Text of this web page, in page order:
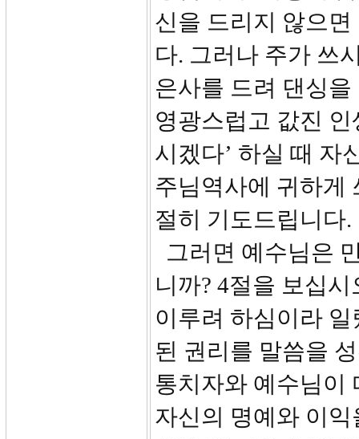
신을 드리지 않으
다. 그러나 주가 쓰
은사를 드려 댄싱
영광스럽고 값진
시겠다’ 하실 때 자
주님역사에 귀하게
절히 기도드립니다.
그러면 예수님은
니까? 4절을 보십
이루려 하심이라
된 권리를 말씀을
통치자와 예수님이
자신의 명예와 이